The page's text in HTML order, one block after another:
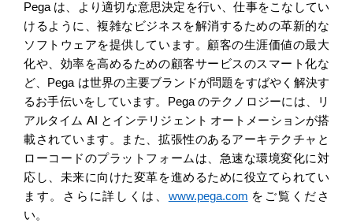
Pega は、より適切な意思決定を行い、仕事をこなしてい
けるように、複雑なビジネスを解消するための革新的な
ソフトウェアを提供しています。顧客の生涯価値の最大
化や、効率を高めるための顧客サービスのスマート化な
ど、 Pega は世界の主要ブランドが問題をすばやく解決す
るお手伝いをしています。
Pegaのテクノロジーには、リ
アルタイム AI とインテリジェント オートメーションが搭
載されています。また、拡張性のあるアーキテクチャと
ローコードのプラットフォームは、急速な環境変化に対
応し、未来に向けた変革を進めるために役立てられてい
ます。さらに詳しくは、 www.pega.com をご覧くださ
い。